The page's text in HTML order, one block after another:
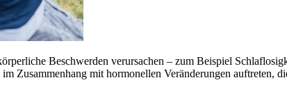
Beschwerden verursachen – zum Beispiel
Zusammenhang mit hormonellen Veränderungen auftreten,